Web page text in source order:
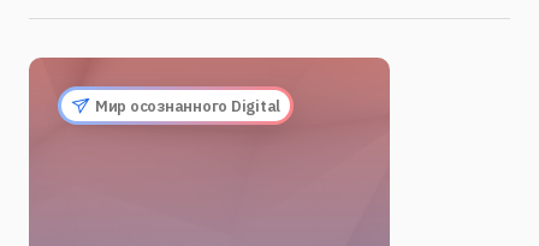
Мир осознанного Digital